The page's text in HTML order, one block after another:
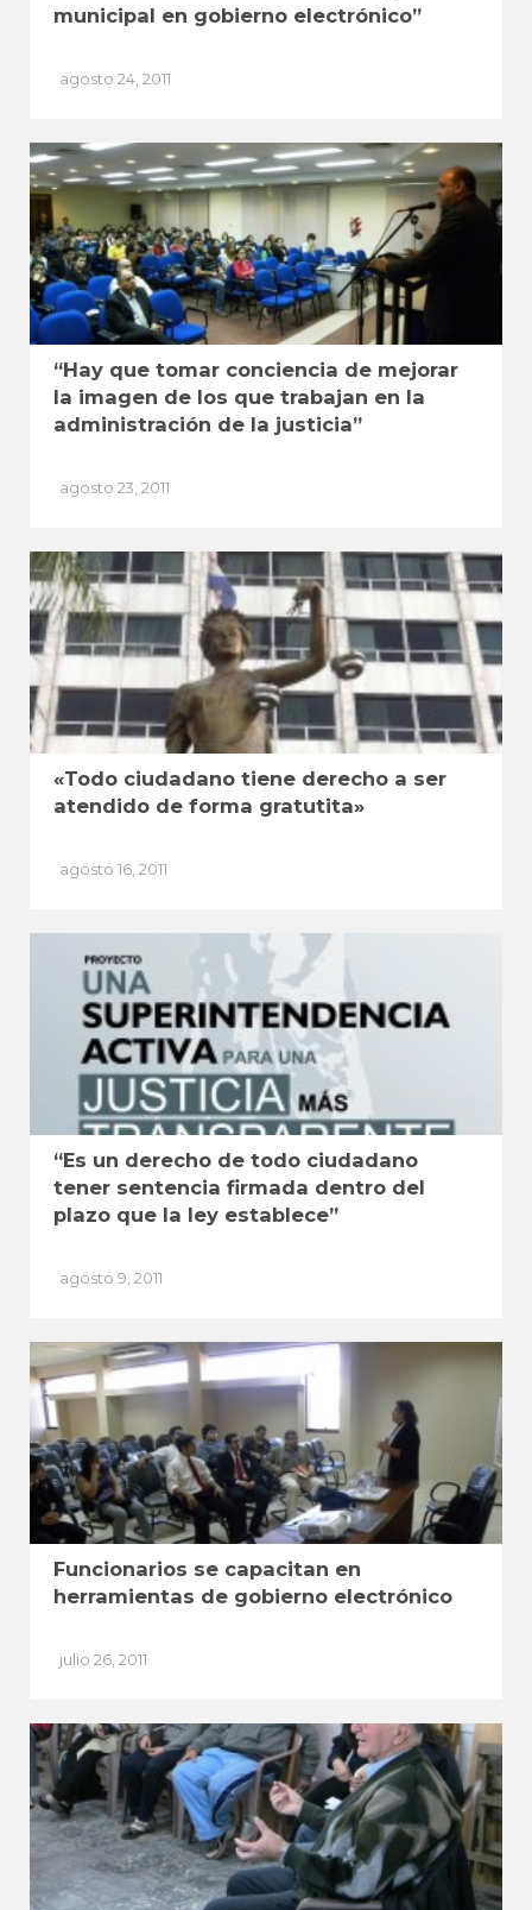
municipal en gobierno electrónico”
agosto 24, 2011
“Hay que tomar conciencia de mejorar
la imagen de los que trabajan en la
administración de la justicia”
agosto 23, 2011
«Todo ciudadano tiene derecho a ser
atendido de forma gratutita»
agosto 16, 2011
“Es un derecho de todo ciudadano
tener sentencia firmada dentro del
plazo que la ley establece”
agosto 9, 2011
Funcionarios se capacitan en
herramientas de gobierno electrónico
julio 26, 2011